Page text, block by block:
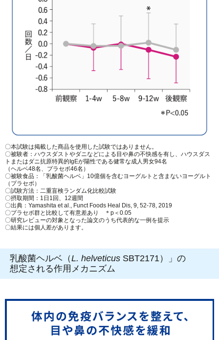
〇本試験は掲載した商品を使用した試験ではありません。
〇被験者：ハウスダストやダニなどによる目や鼻の不快感を有し、ハウスダス
トまたはダニ抗原特異的IgEが陽性である健常な成人男女94名
（ヘルベ48名、プラセボ46名）
〇被験食品：「乳酸菌ヘルベ」10億個を含むヨーグルトと含まないヨーグルト
（プラセボ）
〇試験方法：二重盲検ランダム化比較試験
〇摂取期間：1日1回、12週間
〇出典：Yamashita et al., Funct Foods Heal Dis, 9, 52-78, 2019
〇プラセボ群と比較して有意差あり ＊p＜0.05
〇研究レビューの対象となった論文のうち代表的な一例を提示
〇結果には個人差があります。
乳酸菌ヘルベ（L. helveticus SBT2171）」の
想定される作用メカニズム